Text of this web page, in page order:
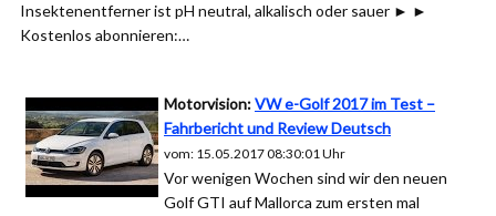
Insektenentferner ist pH neutral, alkalisch oder sauer ► ►
Kostenlos abonnieren:…
Motorvision:VW e-Golf 2017 im Test –
Fahrbericht und Review Deutsch
vom: 15.05.2017 08:30:01 Uhr
Vor wenigen Wochen sind wir den neuen
Golf GTI auf Mallorca zum ersten mal